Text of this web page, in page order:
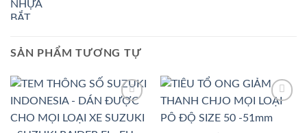
SẢN PHẨM TƯƠNG TỰ
Wishlist
Wishlist